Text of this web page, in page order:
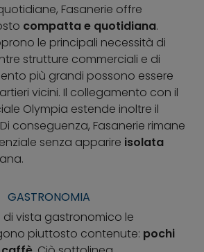
Fasanerie offre
compatta e quotidiana.
le principali necessità di
strutture commerciali e di
più grandi possono essere
vicini. Il collegamento con il
Olympia estende inoltre il
conseguenza, Fasanerie rimane
senza apparire isolata
GASTRONOMIA
vista gastronomico le
piuttosto contenute: pochi